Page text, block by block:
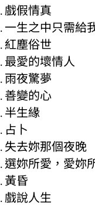
戲假情真
一生之中只需給
紅塵俗世
最愛的壞情人
雨夜驚夢
善變的心
半生緣
占卜
失去妳那個夜晚
選妳所愛，愛妳
黃昏
戲說人生